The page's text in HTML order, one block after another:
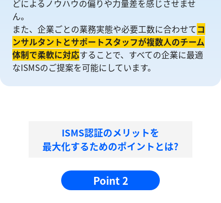
どによるノウハウの偏りや⼒量差を感じさせませ
ん。
また、企業ごとの業務実態や必要工数に合わせてコ
ンサルタントとサポートスタッフが複数人のチーム
体制で柔軟に対応することで、すべての企業に最適
なISMSのご提案を可能にしています。
ISMS認証のメリットを
最大化するためのポイントとは?
Point 2